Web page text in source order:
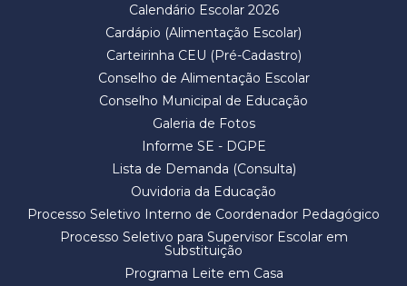
Calendário Escolar 2026
Cardápio (Alimentação Escolar)
Carteirinha CEU (Pré-Cadastro)
Conselho de Alimentação Escolar
Conselho Municipal de Educação
Galeria de Fotos
Informe SE - DGPE
Lista de Demanda (Consulta)
Ouvidoria da Educação
Processo Seletivo Interno de Coordenador Pedagógico
Processo Seletivo para Supervisor Escolar em
Substituição
Programa Leite em Casa